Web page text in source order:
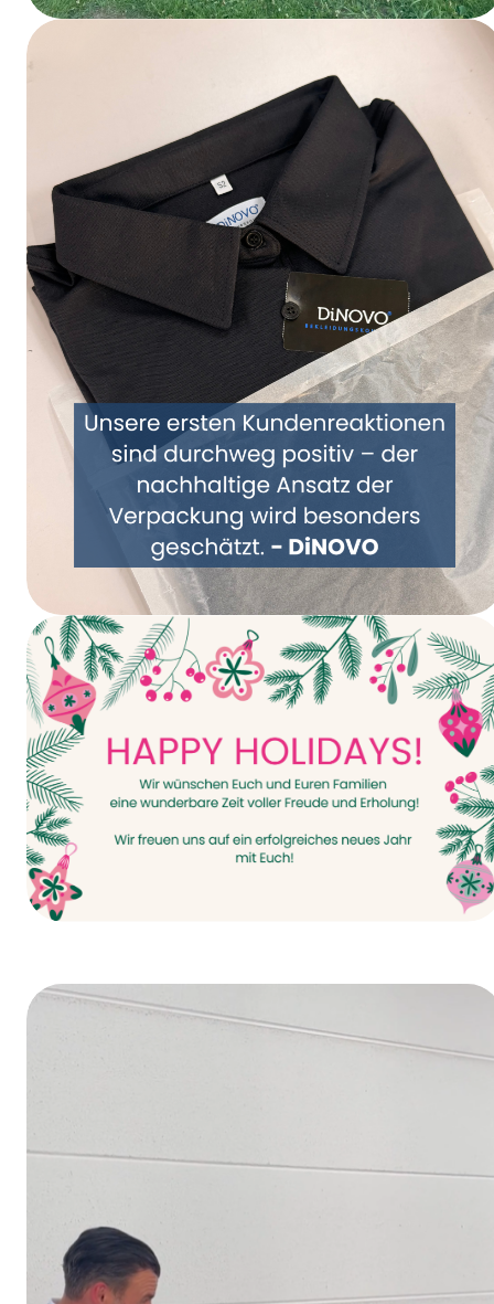
Sparkassen Firmenlauf um den Möhnesee
Gemeinsam Verpackung neu denken –
DiNOVO stellt auf Papierverpackungen um
Happy Holidays